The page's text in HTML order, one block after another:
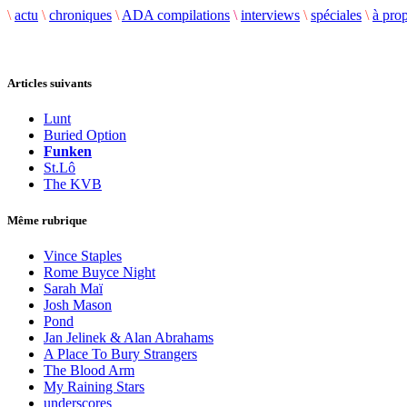
\ actu \ chroniques \ ADA compilations \ interviews \ spéciales \ à
Articles suivants
Lunt
Buried Option
Funken
St.Lô
The KVB
Même rubrique
Vince Staples
Rome Buyce Night
Sarah Maï
Josh Mason
Pond
Jan Jelinek & Alan Abrahams
A Place To Bury Strangers
The Blood Arm
My Raining Stars
underscores